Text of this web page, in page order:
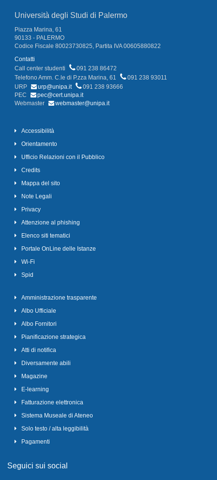
Università degli Studi di Palermo
Piazza Marina, 61
90133 - PALERMO
Codice Fiscale 80023730825, Partita IVA 00605880822
Contatti
Call center studenti
091 238 86472
Telefono Amm. C.le di P.zza Marina, 61
091 238 93011
URP
urp@unipa.it
091 238 93666
PEC
pec@cert.unipa.it
Webmaster
webmaster@unipa.it
Accessibilità
Orientamento
Ufficio Relazioni con il Pubblico
Credits
Mappa del sito
Note Legali
Privacy
Attenzione al phishing
Elenco siti tematici
Portale OnLine delle Istanze
Wi-Fi
Spid
Amministrazione trasparente
Albo Ufficiale
Albo Fornitori
Pianificazione strategica
Atti di notifica
Diversamente abili
Magazine
E-learning
Fatturazione elettronica
Sistema Museale di Ateneo
Solo testo / alta leggibilità
Pagamenti
Seguici sui social